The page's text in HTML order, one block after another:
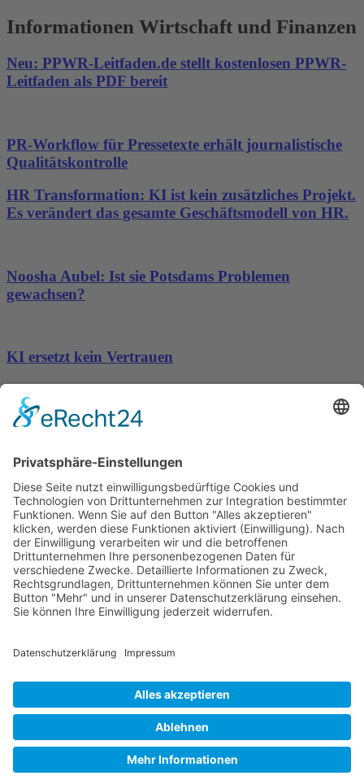
Informationen Wirtschaft und Finanzen
Neu: PPWR-Leitfaden.de stellt kostenlosen PPWR-
Leitfaden als PDF bereit
PR-Workflow für Pressetexte erhält journalistische
Qualitätskontrolle
HR Transformation: KI ist kein zusätzliches Projekt.
Es verändert das gesamte Geschäftsmodell von HR.
Noosha Aubel: Ist sie Potsdams Problemen
gewachsen?
KI ersetzt kein Vertrauen
Kontakte schlagen Reichweite
Impressum
Datenschutz
Kooperation
Werbung
Presse- und Öffentlichkeitsarbeit
Aktuelles
Themenwelt
Geprüfter Franchisegeber
© 2023 Franchisevergleich.eu